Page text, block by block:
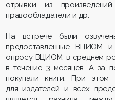
отрывки из
правообладатели и др.
На встрече были
предоставленные ВЦИОМ и
опросу ВЦИОМ, в среднем
в течение 3 месяцев. А за
покупали книги. При
для издателей и всех